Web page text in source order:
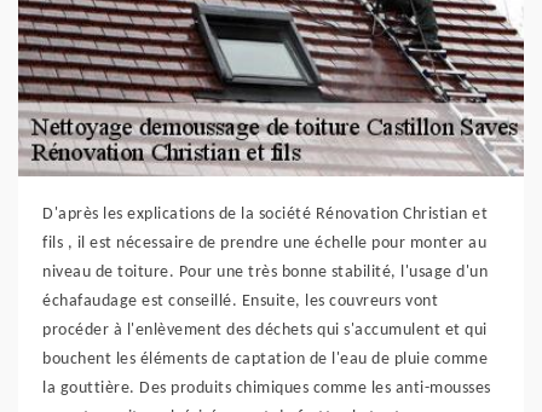
D'après les explications de la société Rénovation Christian et
fils , il est nécessaire de prendre une échelle pour monter au
niveau de toiture. Pour une très bonne stabilité, l'usage d'un
échafaudage est conseillé. Ensuite, les couvreurs vont
procéder à l'enlèvement des déchets qui s'accumulent et qui
bouchent les éléments de captation de l'eau de pluie comme
la gouttière. Des produits chimiques comme les anti-mousses